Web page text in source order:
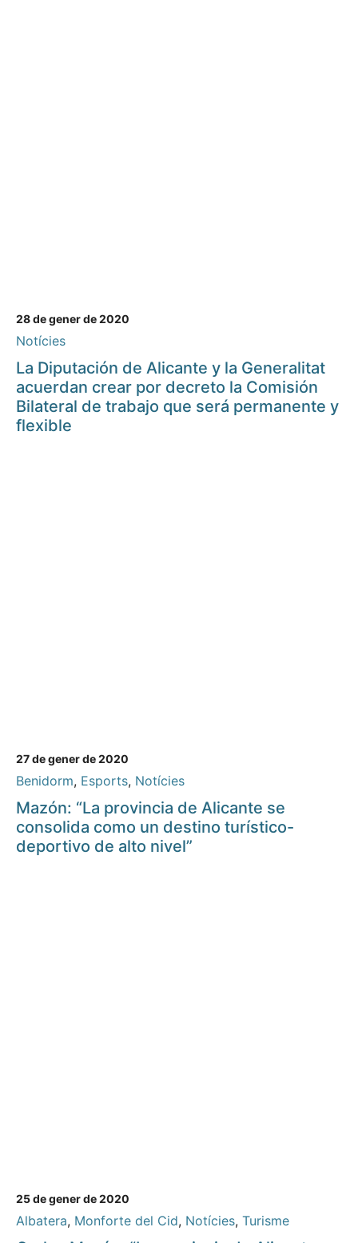
28 de gener de 2020
Notícies
La Diputación de Alicante y la Generalitat
acuerdan crear por decreto la Comisión
Bilateral de trabajo que será permanente y
flexible
27 de gener de 2020
Benidorm, Esports, Notícies
Mazón: “La provincia de Alicante se
consolida como un destino turístico-
deportivo de alto nivel”
25 de gener de 2020
Albatera, Monforte del Cid, Notícies, Turisme